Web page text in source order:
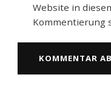
Website in
Kommentierung